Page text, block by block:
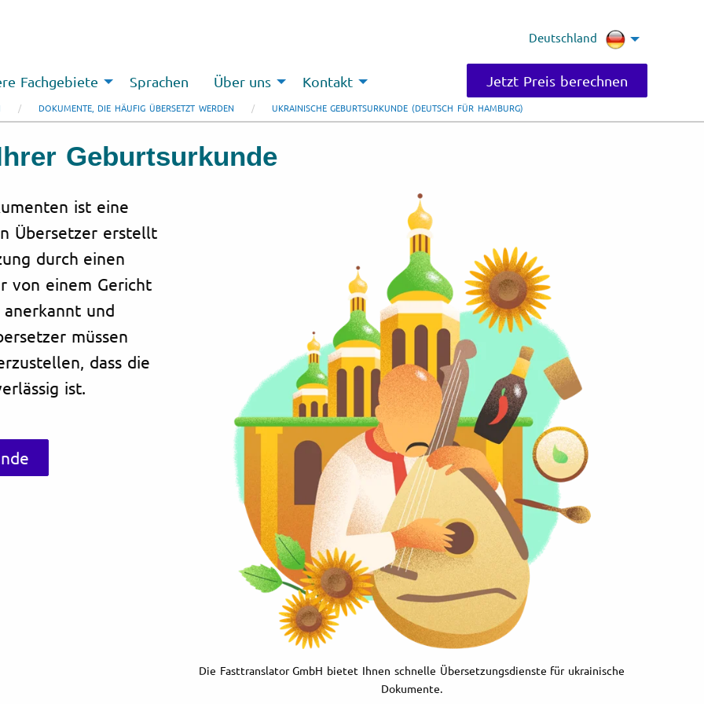
Deutschland
Jetzt Preis berechnen
Fachgebiete Sprachen Über uns Kontakt
DOKUMENTE, DIE HÄUFIG ÜBERSETZT WERDEN UKRAINISCHE GEBURTSURKUNDE (DEUTSCH FÜR HAMBURG)
Geburtsurkunde
ist eine
Übersetzer erstellt
durch einen
von einem Gericht
und
müssen
dass die
ist.
Die Fasttranslator GmbH bietet Ihnen schnelle Übersetzungsdienste für ukrainische
Dokumente.